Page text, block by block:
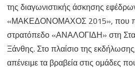
της διαγωνιστικής άσκησης
«ΜΑΚΕΔΟΝΟΜΑΧΟΣ 2015», που
στρατόπεδο «ΑΝΑΛΟΓΙΔΗ» στη
Ξάνθης. Στο πλαίσιο της
απένειμε τα βραβεία στις ομάδες